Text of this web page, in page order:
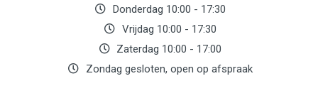
Donderdag 10:00 - 17:30
Vrijdag 10:00 - 17:30
Zaterdag 10:00 - 17:00
Zondag gesloten, open op afspraak